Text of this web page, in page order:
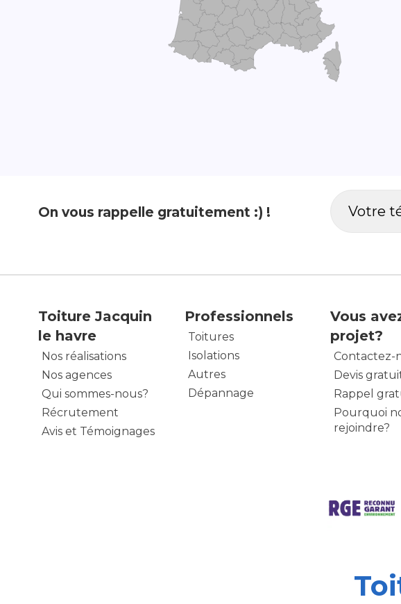
On vous rappelle gratuitement :) !
Toiture Jacquin
le havre
Nos réalisations
Nos agences
Qui sommes-nous?
Récrutement
Avis et Témoignages
Professionnels
Toitures
Isolations
Autres
Dépannage
Vous
projet?
Contactez-
Devis
Rappel
Pourquoi
rejoindre?